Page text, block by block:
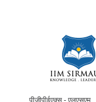
पीजीपीईएक्स - एलएसएम